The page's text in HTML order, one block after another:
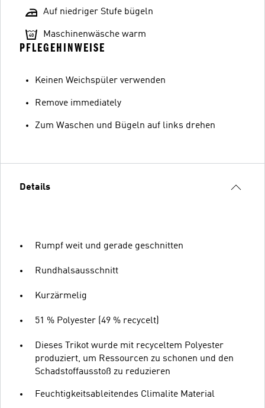
Auf niedriger Stufe bügeln
Maschinenwäsche warm
PFLEGEHINWEISE
Keinen Weichspüler verwenden
Remove immediately
Zum Waschen und Bügeln auf links drehen
Details
Rumpf weit und gerade geschnitten
Rundhalsausschnitt
Kurzärmelig
51 % Polyester (49 % recycelt)
Dieses Trikot wurde mit recyceltem Polyester
produziert, um Ressourcen zu schonen und den
Schadstoffausstoß zu reduzieren
Feuchtigkeitsableitendes Climalite Material